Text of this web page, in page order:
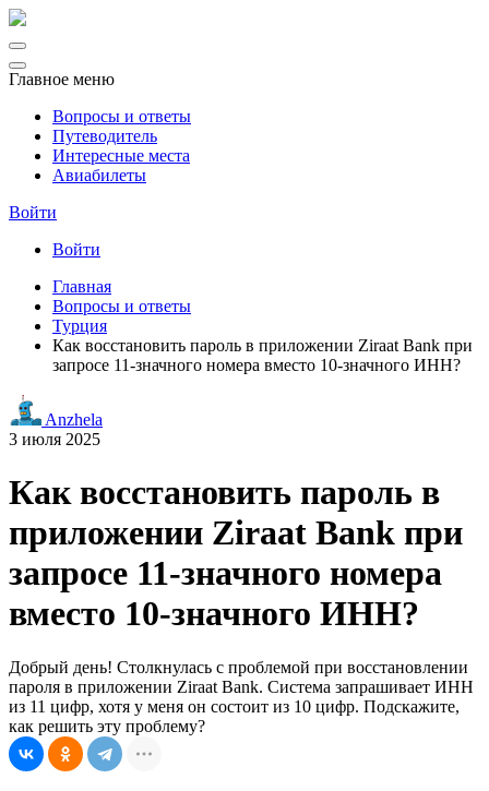
Главное меню
Вопросы и ответы
Путеводитель
Интересные места
Авиабилеты
Войти
Войти
Главная
Вопросы и ответы
Турция
Как восстановить пароль в приложении Ziraat Bank при
запросе 11-значного номера вместо 10-значного ИНН?
Anzhela
3 июля 2025
Как восстановить пароль в
приложении Ziraat Bank при
запросе 11-значного номера
вместо 10-значного ИНН?
Добрый день! Столкнулась с проблемой при восстановлении
пароля в приложении Ziraat Bank. Система запрашивает ИНН
из 11 цифр, хотя у меня он состоит из 10 цифр. Подскажите,
как решить эту проблему?